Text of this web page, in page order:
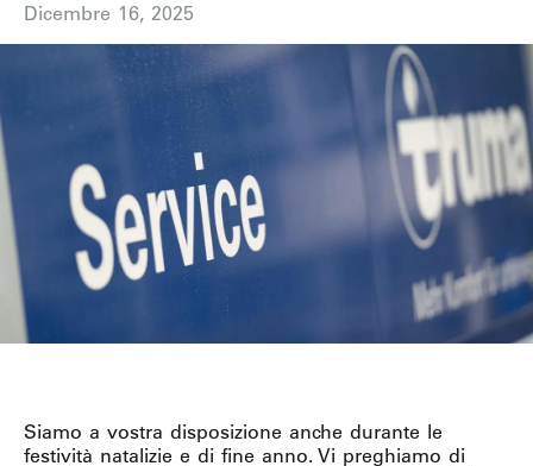
Dicembre 16, 2025
Siamo a vostra disposizione anche durante le
festività natalizie e di fine anno. Vi preghiamo di